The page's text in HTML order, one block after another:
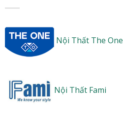
Nội Thất The One
Nội Thất Fami